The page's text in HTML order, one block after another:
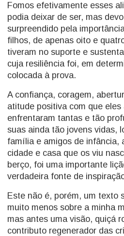
Fomos efetivamente esses
podia deixar de ser, mas
surpreendido pela
filhos, de apenas oito e
tiveram no suporte e
cuja resiliência foi, em
colocada à prova.
A confiança, coragem,
atitude positiva com que eles
enfrentaram tantas e tão
suas ainda tão jovens vidas,
família e amigos de infância,
cidade e casa que os viu
berço, foi uma importante
verdadeira fonte de
Este não é, porém, um texto
muito menos sobre a minha
mas antes uma visão, quiçá
contributo regenerador das